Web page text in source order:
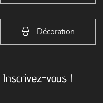
Décoration
Inscrivez-vous !